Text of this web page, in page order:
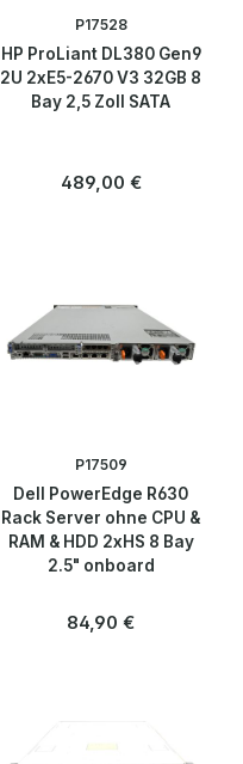
P17528
HP ProLiant DL380 Gen9
2U 2xE5-2670 V3 32GB 8
Bay 2,5 Zoll SATA
Regulärer Preis:
489,00 €
P17509
Dell PowerEdge R630
Rack Server ohne CPU &
RAM & HDD 2xHS 8 Bay
2.5" onboard
Regulärer Preis:
84,90 €